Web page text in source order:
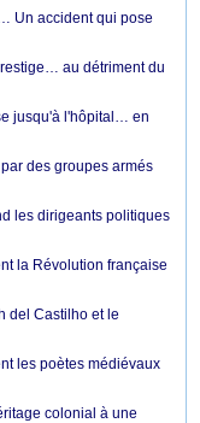
Un accident qui pose
au détriment du
jusqu'à l'hôpital… en
des groupes armés
les dirigeants politiques
la Révolution française
del Castilho et le
les poètes médiévaux
colonial à une